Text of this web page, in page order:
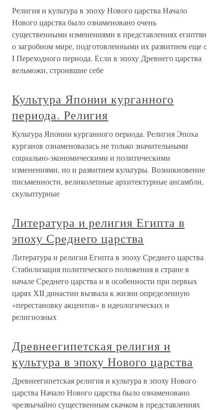
Религия и культура в эпоху Нового царства Начало
Нового царства было ознаменовано очень
существенными изменениями в представлениях египтян
о загробном мире, подготовленными их развитием еще с
I Переходного периода. Если в эпоху Древнего царства
вельможи, строившие себе
Культура Японии курганного
периода. Религия
Культура Японии курганного периода. Религия Эпоха
курганов ознаменовалась не только значительными
социально-экономическими и политическими
изменениями, но и развитием культуры. Возникновение
письменности, великолепные архитектурные ансамбли,
скульптурные
Литература и религия Египта в
эпоху Среднего царства
Литература и религия Египта в эпоху Среднего царства
Стабилизация политического положения в стране в
начале Среднего царства и в особенности при первых
царях XII династии вызвала к жизни определенную
«перестановку акцентов» в идеологических и
религиозных
Древнеегипетская религия и
культура в эпоху Нового царства
Древнеегипетская религия и культура в эпоху Нового
царства Начало Нового царства было ознаменовано
чрезвычайно существенным скачком в представлениях